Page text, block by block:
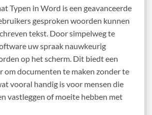
Typen in Word is een geavanceerde
gesproken woorden kunnen
tekst. Door simpelweg te
uw spraak nauwkeurig
op het scherm. Dit biedt een
om documenten te maken zonder te
vooral handig is voor mensen die
vastleggen of moeite hebben met